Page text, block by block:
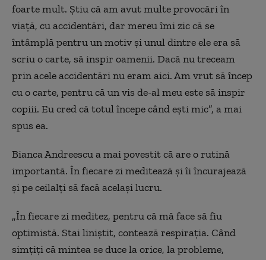
foarte mult. Știu că am avut multe provocări în
viață, cu accidentări, dar mereu îmi zic că se
întâmplă pentru un motiv și unul dintre ele era să
scriu o carte, să inspir oamenii. Dacă nu treceam
prin acele accidentări nu eram aici. Am vrut să încep
cu o carte, pentru că un vis de-al meu este să inspir
copiii. Eu cred că totul începe când ești mic”, a mai
spus ea.
Bianca Andreescu a mai povestit că are o rutină
importantă. În fiecare zi meditează și îi încurajează
și pe ceilalți să facă același lucru.
„În fiecare zi meditez, pentru că mă face să fiu
optimistă. Stai liniștit, contează respirația. Când
simțiți că mintea se duce la orice, la probleme,